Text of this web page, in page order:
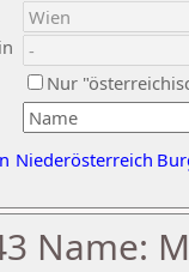
Nur
Niederösterreich
Name: